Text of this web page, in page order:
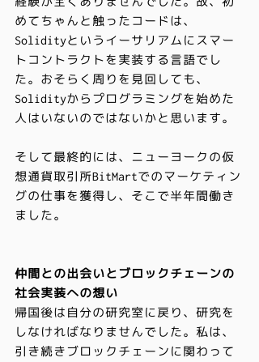
めてちゃんと触ったコードは、
Solidityというイーサリアムにスマー
トコントラクトを実装する言語でし
た。おそらく周りを見回しても、
Solidityからプログラミングを始めた
人はいないのではないかと思います。
そして最終的には、ニューヨークの仮
想通貨取引所BitMartでのマーケティン
グの仕事を獲得し、そこで半年間働き
ました。
仲間との出会いとブロックチェーンの
社会実装への想い
帰国後は自分の研究室に戻り、研究を
しなければなりませんでした。私は、
引き続きブロックチェーンに関わって